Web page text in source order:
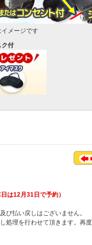
メージです
ク付
は12月31日で予約）
び払い戻しはございません。
処理を行わせて頂きます。再